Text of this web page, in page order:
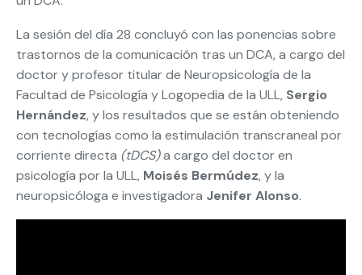
La sesión del día 28 concluyó con las ponencias sobre
trastornos de la comunicación tras un DCA, a cargo del
doctor y profesor titular de Neuropsicología de la
Facultad de Psicología y Logopedia de la ULL, Sergio
Hernández, y los resultados que se están obteniendo
con tecnologías como la estimulación transcraneal por
corriente directa (tDCS)a cargo del doctor en
psicología por la ULL, Moisés Bermúdez, y la
neuropsicóloga e investigadora Jenifer Alonso.